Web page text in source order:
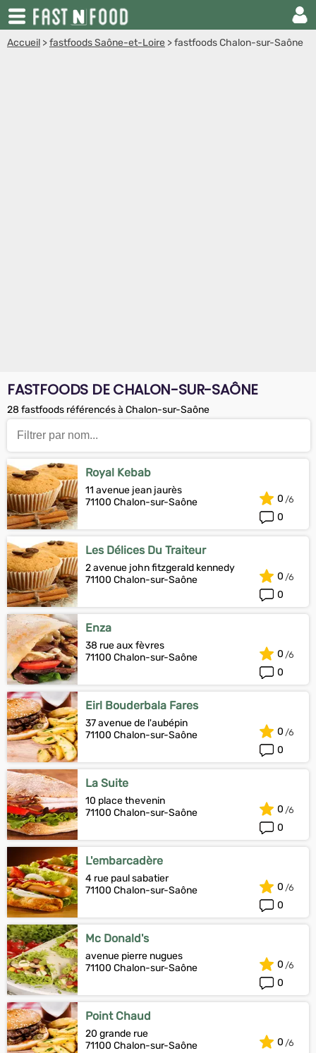
Accueil >fastfoods Saône-et-Loire >fastfoods Chalon-sur-Saône
FASTFOODS DE CHALON-SUR-SAÔNE
28 fastfoods référencés à Chalon-sur-Saône
Royal Kebab
11 avenue jean jaurès
71100 Chalon-sur-Saône
0
0
Les Délices Du Traiteur
2 avenue john fitzgerald kennedy
71100 Chalon-sur-Saône
0
0
Enza
38 rue aux fèvres
71100 Chalon-sur-Saône
0
0
Eirl Bouderbala Fares
37 avenue de l'aubépin
71100 Chalon-sur-Saône
0
0
La Suite
10 place thevenin
71100 Chalon-sur-Saône
0
0
L'embarcadère
4 rue paul sabatier
71100 Chalon-sur-Saône
0
0
Mc Donald's
avenue pierre nugues
71100 Chalon-sur-Saône
0
0
Point Chaud
20 grande rue
71100 Chalon-sur-Saône
0